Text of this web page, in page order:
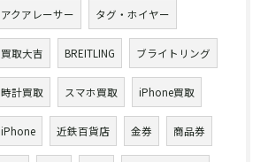
アクアレーサー タグ・ホイヤー
買取大吉 BREITLING ブライトリング
時計買取 スマホ買取 iPhone買取
iPhone 近鉄百貨店 金券 商品券